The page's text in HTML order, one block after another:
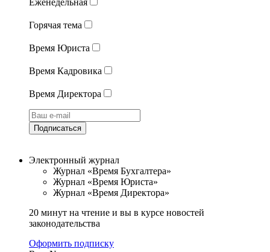
Горячая тема
Время Юриста
Время Кадровика
Время Директора
Подписаться
Электронный журнал
Журнал «Время Бухгалтера»
Журнал «Время Юриста»
Журнал «Время Директора»
20 минут на чтение и вы в курсе новостей
законодательства
Оформить подписку